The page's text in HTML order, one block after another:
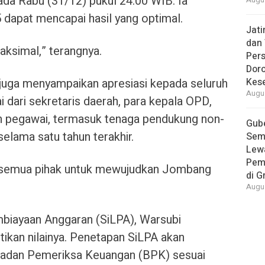
mencapai hasil yang optimal.
terangnya.
menyampaikan apresiasi kepada seluruh
sekretaris daerah, para kepala OPD,
termasuk tenaga pendukung non-
satu tahun terakhir.
pihak untuk mewujudkan Jombang
Anggaran (SiLPA), Warsubi
nilainya. Penetapan SiLPA akan
Pemeriksa Keuangan (BPK) sesuai
di